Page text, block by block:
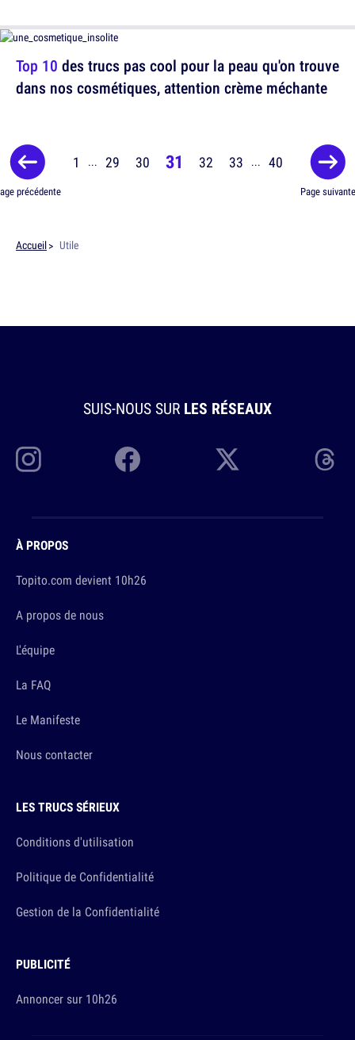
Top 10 des trucs pas cool pour la peau qu'on trouve
dans nos cosmétiques, attention crème méchante
précédente
1 ... 29 30 31 32 33 ... 40
Page suivante
Accueil Utile
SUIS-NOUS SUR LES RÉSEAUX
À PROPOS
Topito.com devient 10h26
A propos de nous
L'équipe
La FAQ
Le Manifeste
Nous contacter
LES TRUCS SÉRIEUX
Conditions d'utilisation
Politique de Confidentialité
Gestion de la Confidentialité
PUBLICITÉ
Annoncer sur 10h26